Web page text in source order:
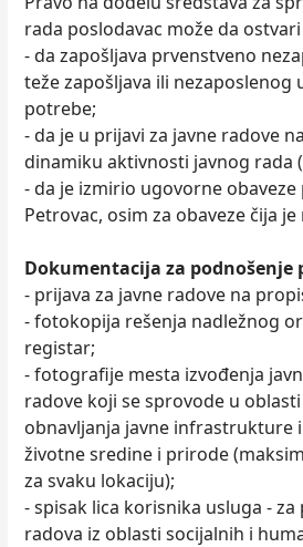
rada poslodavac može da
- da zapošljava prvenstveno
teže zapošljava ili nezaposlenog
potrebe;
- da je u prijavi za javne radove
dinamiku aktivnosti javnog rada
- da je izmirio ugovorne
Petrovac, osim za obaveze čija
Dokumentacija za podnošenje
- prijava za javne radove na
- fotokopija rešenja nadležnog
registar;
- fotografije mesta izvođenja
radove koji se sprovode u
obnavljanja javne infrastrukture
životne sredine i prirode
za svaku lokaciju);
- spisak lica korisnika usluga -
radova iz oblasti socijalnih i